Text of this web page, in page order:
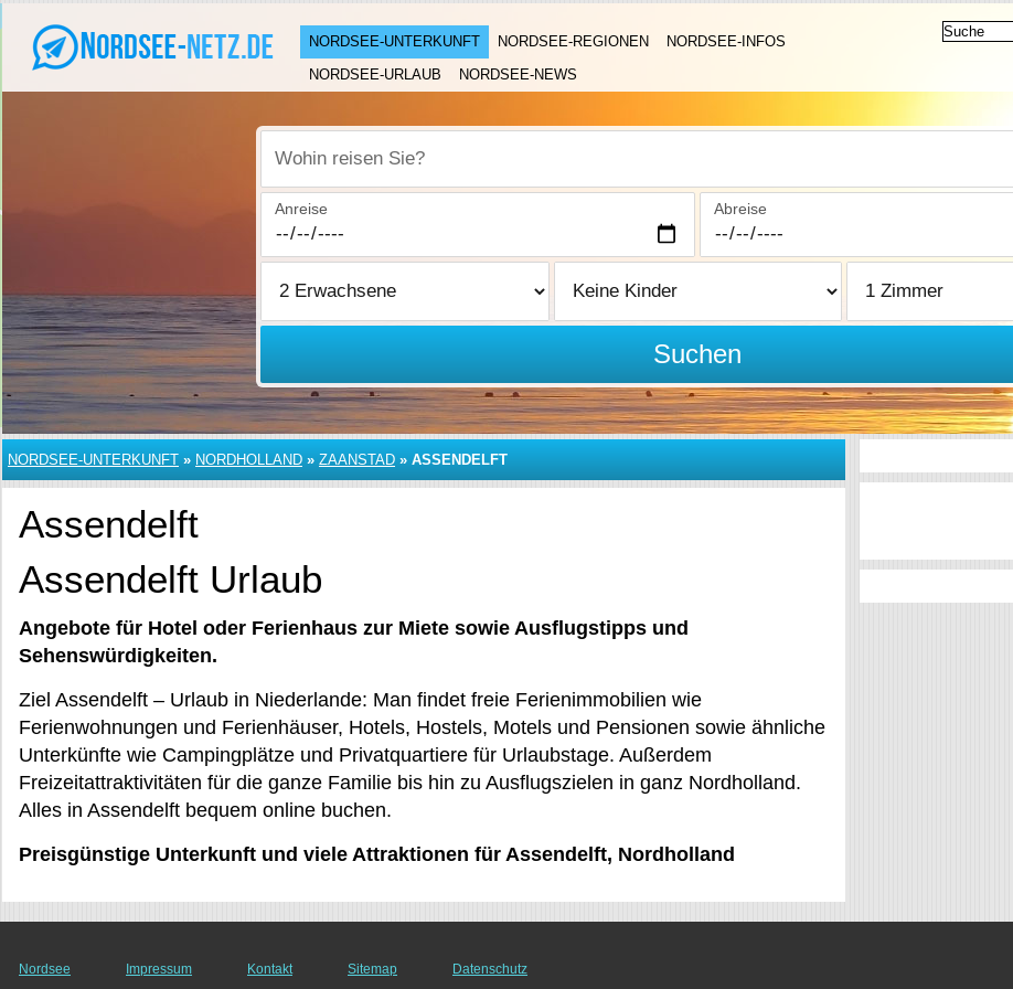
NORDSEE-UNTERKUNFT NORDSEE-REGIONEN
NORDSEE-INFOS
NORDSEE-URLAUB
NORDSEE-NEWS
Wohin reisen Sie?
Anreise Abreise
Suchen
NORDSEE-UNTERKUNFT » NORDHOLLAND » ZAANSTAD » ASSENDELFT
Assendelft
Assendelft Urlaub
Angebote für Hotel oder Ferienhaus zur Miete sowie Ausflugstipps und
Sehenswürdigkeiten.
Ziel Assendelft – Urlaub in Niederlande: Man findet freie Ferienimmobilien wie
Ferienwohnungen und Ferienhäuser, Hotels, Hostels, Motels und Pensionen sowie ähnliche
Unterkünfte wie Campingplätze und Privatquartiere für Urlaubstage. Außerdem
Freizeitattraktivitäten für die ganze Familie bis hin zu Ausflugszielen in ganz Nordholland.
Alles in Assendelft bequem online buchen.
Preisgünstige Unterkunft und viele Attraktionen für Assendelft, Nordholland
Nordsee Impressum Kontakt Sitemap Datenschutz